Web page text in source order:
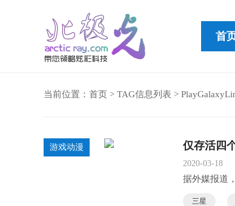
首
当前位置： 首页 > TAG信息列表 >
游戏动漫 仅存活四
2020-03-18
据外媒报道
三星
Cleer STAGE便